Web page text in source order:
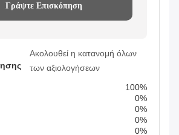
Γράψτε Επισκόπηση
Ακολουθεί η κατανομή όλων
των αξιολογήσεων
100%
0%
0%
0%
0%